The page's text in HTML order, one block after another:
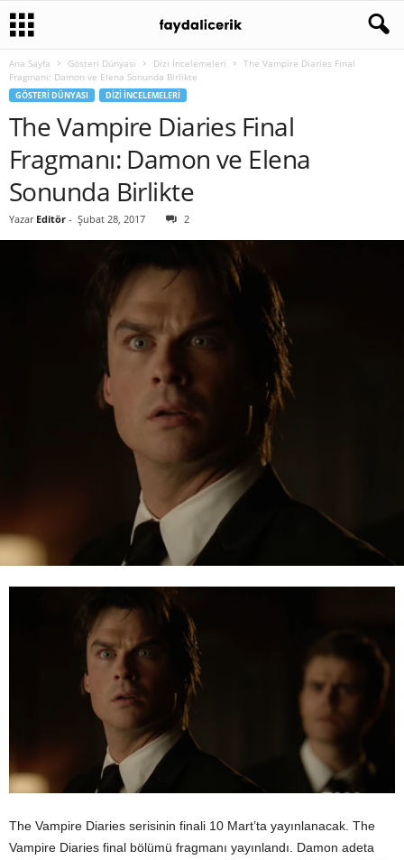
Ana Sayfa Gösteri Dünyası Dizi İncelemeleri
The Vampire Diaries Final
Fragmanı: Damon ve Elena Sonunda Birlikte
GÖSTERI DÜNYASI DIZI İNCELEMELERI
The Vampire Diaries Final
Fragmanı: Damon ve Elena
Sonunda Birlikte
Yazar Editör - Şubat 28, 2017 2
The Vampire Diaries serisinin finali 10 Mart’ta yayınlanacak. The
Vampire Diaries final bölümü fragmanı yayınlandı. Damon adeta